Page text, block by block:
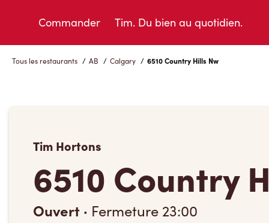
Commander Tim. Du bien au quotidien.
Tous les restaurants / AB / Calgary / 6510 Country Hills Nw
Tim Hortons
6510 Country
Ouvert · Fermeture 23:00